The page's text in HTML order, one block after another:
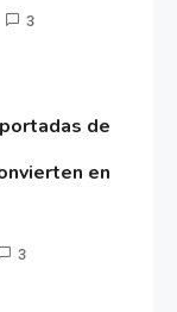
3
de
en
3